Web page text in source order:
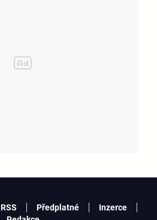
RSS Předplatné
Inzerce